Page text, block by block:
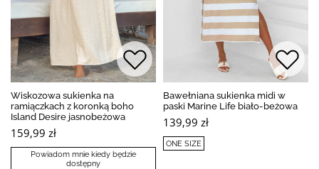
Wiskozowa sukienka na
ramiączkach z koronką boho
Island Desire jasnobeżowa
159,99 zł
Powiadom mnie kiedy będzie
dostępny
Bawełniana sukienka midi w
paski Marine Life biało-beżowa
139,99 zł
ONE SIZE